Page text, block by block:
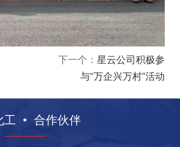
下一个： 星云公司积极参
与“万企兴万村”活动
工 • 合作伙伴